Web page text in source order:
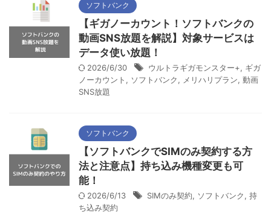
ソフトバンク
【ギガノーカウント！ソフトバンクの
動画SNS放題を解説】対象サービスは
データ使い放題！
2026/6/30 ウルトラギガモンスター+, ギガ
ノーカウント , ソフトバンク, メリハリプラン, 動画
SNS放題
ソフトバンク
【ソフトバンクでSIMのみ契約する方
法と注意点】持ち込み機種変更も可
能！
2026/6/13 SIMのみ契約, ソフトバンク, 持
ち込み契約